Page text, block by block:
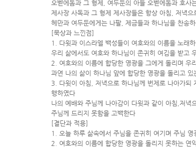
오벧에돔과 그 형제, 여두둔의 아들 오벧에돔과 호사
제사장 사독과 그 형제 제사장들은 항상 아침, 저녁으
헤만과 여두둔에게는 나팔, 제금들과 하나님을 찬송
[묵상과 느낀점]
1. 다윗과 이스라엘 백성들이 여호와의 이름을 노래
우리 삶에서도 여호와 하나님이 존귀히 여김을 받고
2. 여호와의 이름에 합당한 영광을 그에게 돌리며 우
과연 나의 삶이 하나님 앞에 합당한 영광을 돌리고
3. 다윗이 아침, 저녁으로 하나님께 번제로 나아가되
행하였다
나의 예배와 주님께 나아감이 다윗과 같이 아침,저녁
주님께 드리지 못함을 고백한다
[결단과 적용]
1. 오늘 하루 삶속에서 주님을 존귀히 여기며 주님 영
2. 여호와의 이름에 합당한 영광을 돌리지 못하는 연